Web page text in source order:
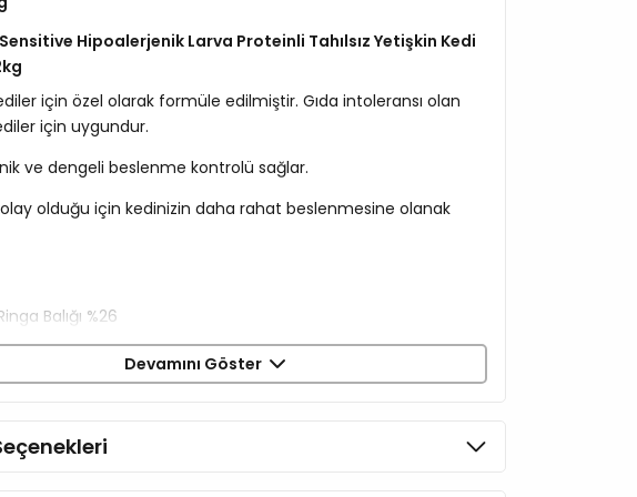
Hipoalerjenik Larva Proteinli Tahılsız Yetişkin Kedi
için özel olarak formüle edilmiştir. Gıda intoleransı olan
için uygundur.
ve dengeli beslenme kontrolü sağlar.
olduğu için kedinizin daha rahat beslenmesine olanak
Balığı %26
%23
Ringa Balığı %20
Yağı %2
Devamını Göster